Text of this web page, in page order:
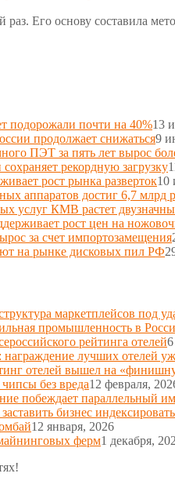
раз. Его основу составила
подорожали почти на 40%13
продолжает снижаться9
ПЭТ за пять лет вырос
рекордную загрузку
рост рынка разверток10
аппаратов достиг 6,7 млрд
услуг КМВ растет
рост цен на
за счет импортозамещения
на рынке дисковых пил РФ
маркетплейсов под
промышленность в
рейтинга отелей
лучших отелей
отелей вышел на
без вреда12 февраля,
побеждает параллельный
бизнес
12 января, 2026
ферм1 декабря,